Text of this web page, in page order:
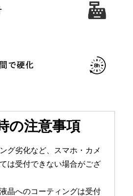
の注意事項
グ劣化など、スマホ・カメ
は受付できない場合がござ
晶へのコーティングは受付